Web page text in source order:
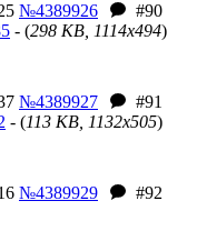
№4389926
#90
- (298 KB, 1114x494)
№4389927
#91
- (113 KB, 1132x505)
№4389929
#92